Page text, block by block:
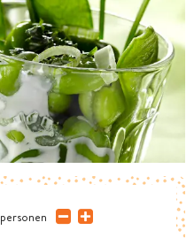
personen